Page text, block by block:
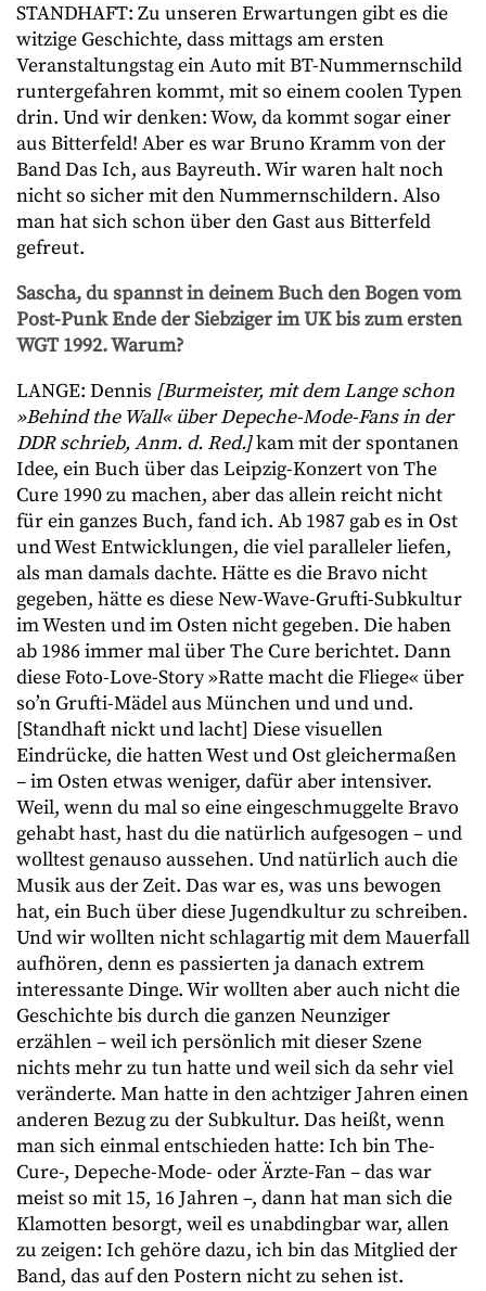
STANDHAFT: Zu unseren Erwartungen gibt es die
witzige Geschichte, dass mittags am ersten
Veranstaltungstag ein Auto mit BT-Nummernschild
runtergefahren kommt, mit so einem coolen Typen
drin. Und wir denken: Wow, da kommt sogar einer
aus Bitterfeld! Aber es war Bruno Kramm von der
Band Das Ich, aus Bayreuth. Wir waren halt noch
nicht so sicher mit den Nummernschildern. Also
man hat sich schon über den Gast aus Bitterfeld
gefreut.
Sascha, du spannst in deinem Buch den Bogen vom
Post-Punk Ende der Siebziger im UK bis zum ersten
WGT 1992. Warum?
LANGE: Dennis [Burmeister, mit dem Lange schon
»Behind the Wall« über Depeche-Mode-Fans in der
DDR schrieb, Anm. d. Red.]kam mit der spontanen
Idee, ein Buch über das Leipzig-Konzert von The
Cure 1990 zu machen, aber das allein reicht nicht
für ein ganzes Buch, fand ich. Ab 1987 gab es in Ost
und West Entwicklungen, die viel paralleler liefen,
als man damals dachte. Hätte es die Bravo nicht
gegeben, hätte es diese New-Wave-Grufti-Subkultur
im Westen und im Osten nicht gegeben. Die haben
ab 1986 immer mal über The Cure berichtet. Dann
diese Foto-Love-Story »Ratte macht die Fliege« über
so’n Grufti-Mädel aus München und und und.
[Standhaft nickt und lacht] Diese visuellen
Eindrücke, die hatten West und Ost gleichermaßen
– im Osten etwas weniger, dafür aber intensiver.
Weil, wenn du mal so eine eingeschmuggelte Bravo
gehabt hast, hast du die natürlich aufgesogen – und
wolltest genauso aussehen. Und natürlich auch die
Musik aus der Zeit. Das war es, was uns bewogen
hat, ein Buch über diese Jugendkultur zu schreiben.
Und wir wollten nicht schlagartig mit dem Mauerfall
aufhören, denn es passierten ja danach extrem
interessante Dinge. Wir wollten aber auch nicht die
Geschichte bis durch die ganzen Neunziger
erzählen – weil ich persönlich mit dieser Szene
nichts mehr zu tun hatte und weil sich da sehr viel
veränderte. Man hatte in den achtziger Jahren einen
anderen Bezug zu der Subkultur. Das heißt, wenn
man sich einmal entschieden hatte: Ich bin The-
Cure-, Depeche-Mode- oder Ärzte-Fan – das war
meist so mit 15, 16 Jahren –, dann hat man sich die
Klamotten besorgt, weil es unabdingbar war, allen
zu zeigen: Ich gehöre dazu, ich bin das Mitglied der
Band, das auf den Postern nicht zu sehen ist.